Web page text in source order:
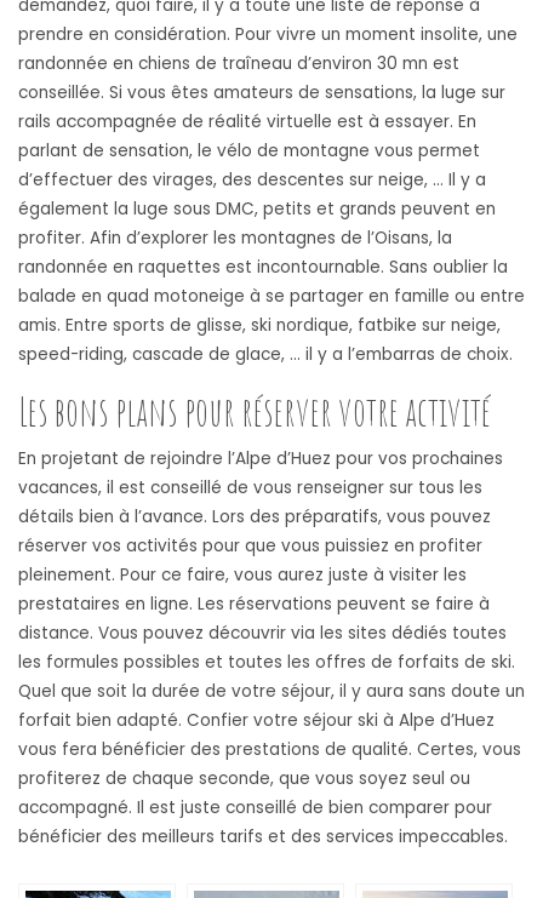
demandez, quoi faire, il y a toute une liste de réponse à
prendre en considération. Pour vivre un moment insolite, une
randonnée en chiens de traîneau d’environ 30 mn est
conseillée. Si vous êtes amateurs de sensations, la luge sur
rails accompagnée de réalité virtuelle est à essayer. En
parlant de sensation, le vélo de montagne vous permet
d’effectuer des virages, des descentes sur neige, … Il y a
également la luge sous DMC, petits et grands peuvent en
profiter. Afin d’explorer les montagnes de l’Oisans, la
randonnée en raquettes est incontournable. Sans oublier la
balade en quad motoneige à se partager en famille ou entre
amis. Entre sports de glisse, ski nordique, fatbike sur neige,
speed-riding, cascade de glace, … il y a l’embarras de choix.
Les bons plans pour réserver votre activité
En projetant de rejoindre l’Alpe d’Huez pour vos prochaines
vacances, il est conseillé de vous renseigner sur tous les
détails bien à l’avance. Lors des préparatifs, vous pouvez
réserver vos activités pour que vous puissiez en profiter
pleinement. Pour ce faire, vous aurez juste à visiter les
prestataires en ligne. Les réservations peuvent se faire à
distance. Vous pouvez découvrir via les sites dédiés toutes
les formules possibles et toutes les offres de forfaits de ski.
Quel que soit la durée de votre séjour, il y aura sans doute un
forfait bien adapté. Confier votre séjour ski à Alpe d’Huez
vous fera bénéficier des prestations de qualité. Certes, vous
profiterez de chaque seconde, que vous soyez seul ou
accompagné. Il est juste conseillé de bien comparer pour
bénéficier des meilleurs tarifs et des services impeccables.